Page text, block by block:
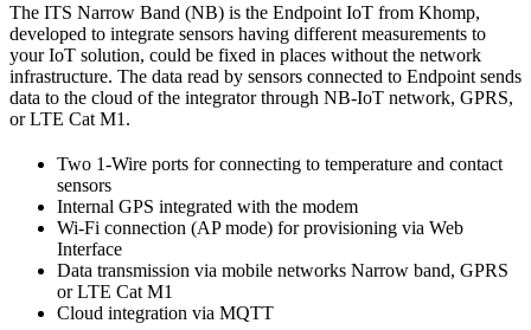
The ITS Narrow Band (NB) is the Endpoint IoT from Khomp,
developed to integrate sensors having different measurements to
your IoT solution, could be fixed in places without the network
infrastructure. The data read by sensors connected to Endpoint sends
data to the cloud of the integrator through NB-IoT network, GPRS,
or LTE Cat M1.
Two 1-Wire ports for connecting to temperature and contact
sensors
Internal GPS integrated with the modem
Wi-Fi connection (AP mode) for provisioning via Web
Interface
Data transmission via mobile networks Narrow band, GPRS
or LTE Cat M1
Cloud integration via MQTT